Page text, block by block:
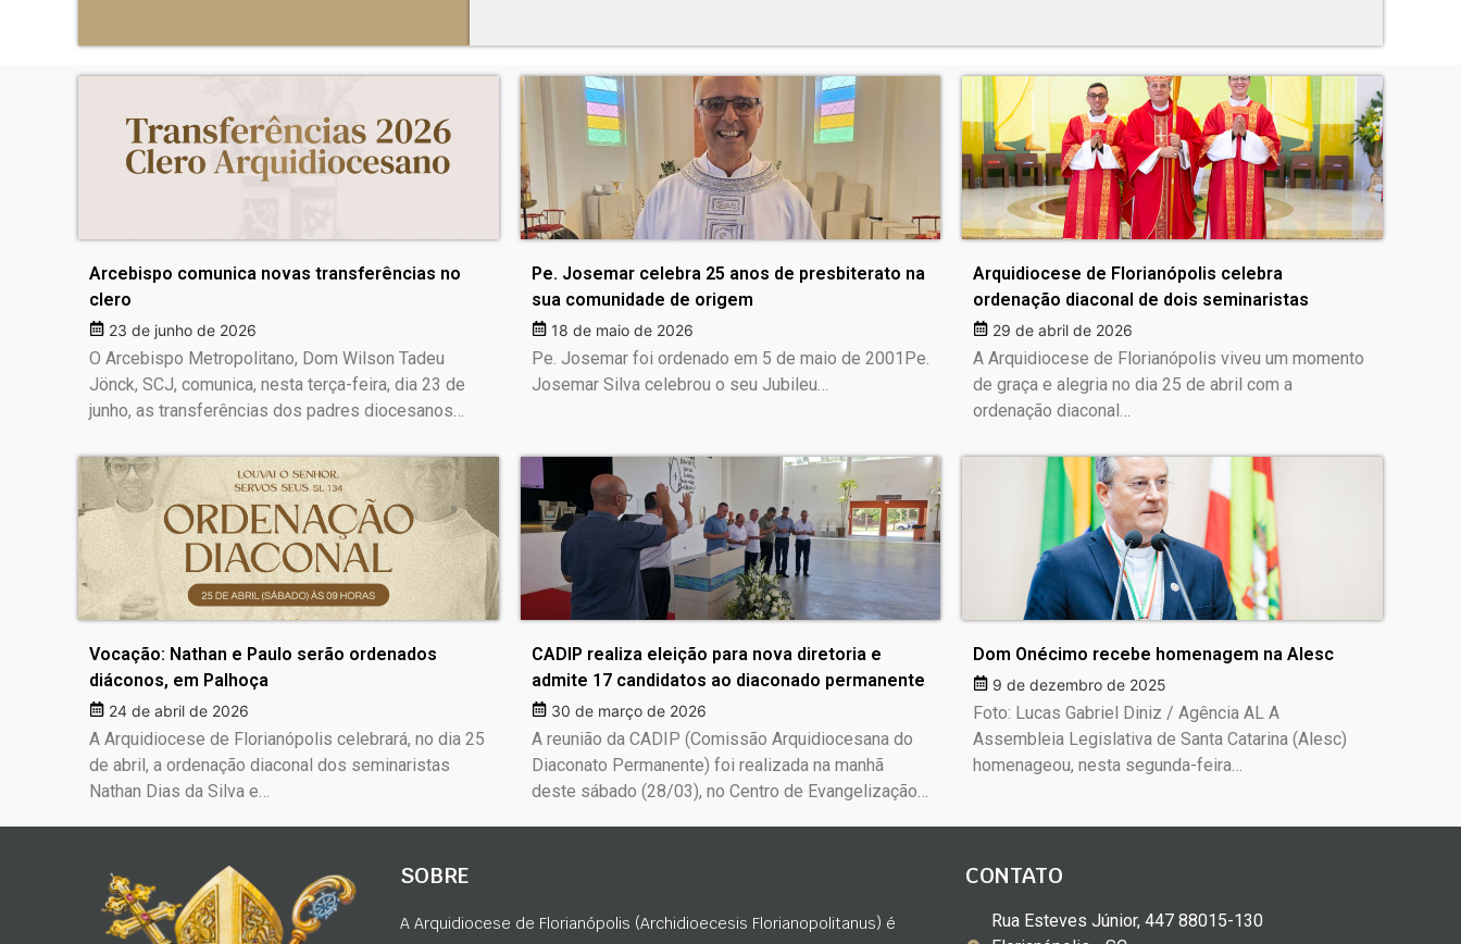
Arcebispo comunica novas transferências no
clero
23 de junho de 2026
O Arcebispo Metropolitano, Dom Wilson Tadeu
Jönck, SCJ, comunica, nesta terça-feira, dia 23 de
junho, as transferências dos padres diocesanos…
Pe. Josemar celebra 25 anos de presbiterato na
sua comunidade de origem
18 de maio de 2026
Pe. Josemar foi ordenado em 5 de maio de 2001Pe.
Josemar Silva celebrou o seu Jubileu…
Arquidiocese de Florianópolis celebra
ordenação diaconal de dois seminaristas
29 de abril de 2026
A Arquidiocese de Florianópolis viveu um momento
de graça e alegria no dia 25 de abril com a
ordenação diaconal…
Vocação: Nathan e Paulo serão ordenados
diáconos, em Palhoça
24 de abril de 2026
A Arquidiocese de Florianópolis celebrará, no dia 25
de abril, a ordenação diaconal dos seminaristas
Nathan Dias da Silva e…
CADIP realiza eleição para nova diretoria e
admite 17 candidatos ao diaconado permanente
30 de março de 2026
A reunião da CADIP (Comissão Arquidiocesana do
Diaconato Permanente) foi realizada na manhã
deste sábado (28/03), no Centro de Evangelização…
Dom Onécimo recebe homenagem na Alesc
9 de dezembro de 2025
Foto: Lucas Gabriel Diniz / Agência AL A
Assembleia Legislativa de Santa Catarina (Alesc)
homenageou, nesta segunda-feira…
SOBRE
A Arquidiocese de Florianópolis (Archidioecesis Florianopolitanus) é
CONTATO
Rua Esteves Júnior, 447 88015-130